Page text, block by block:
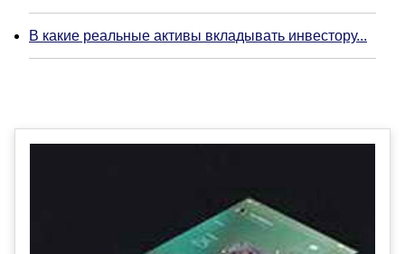
В какие реальные активы вкладывать инвестору...